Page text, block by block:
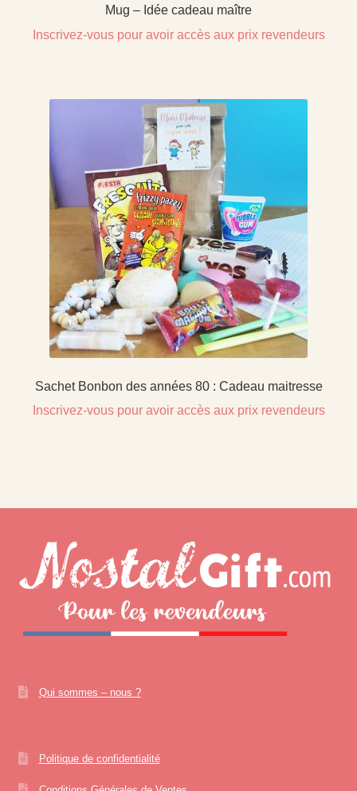
Mug – Idée cadeau maître
Inscrivez-vous pour avoir accès aux prix revendeurs
Sachet Bonbon des années 80 : Cadeau maitresse
Inscrivez-vous pour avoir accès aux prix revendeurs
Qui sommes – nous ?
Politique de confidentialité